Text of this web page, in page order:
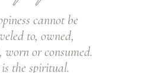
cannot be
to, owned,
worn or consumed.
the spiritual.